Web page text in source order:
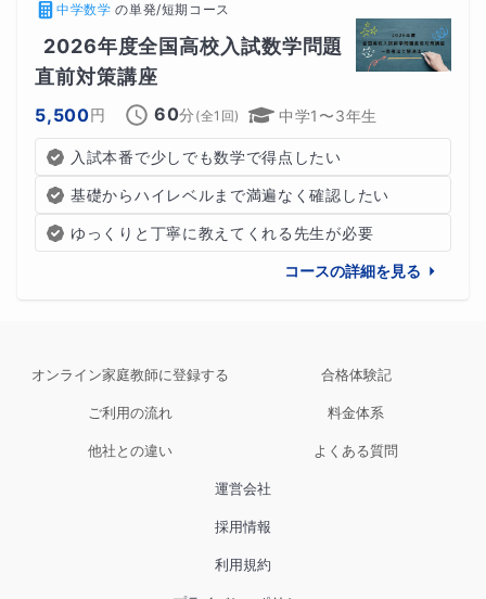
①新単元は前までに学んでいたこととのつながりを意識
する (脳の構造に寄りそう)
②数学の用語や数式を、わかる言葉に直す (数学語を日
本語にしましょう)
②最後の一歩は自分でつかむ、わかるところからはやっ
てみる (失敗と試行錯誤も大切)
⑤解き方を応用しやすい様に言語化する (ここも大事)
⑥テキストとテストの違いを意識する (模試の点が取れ
中学数学 の単発/短期コース
2026年度全国高校入試数学問題
直前対策講座
5,500円 60分 (全1 回) 中学1〜3年生
入試本番で少しでも数学で得点したい
基礎からハイレベルまで満遍なく確認したい
ゆっくりと丁寧に教えてくれる先生が必要
コースの詳細を見る
オンライン家庭教師に登録する 合格体験記
ご利用の流れ 料金体系
他社との違い よくある質問
運営会社
採用情報
利用規約